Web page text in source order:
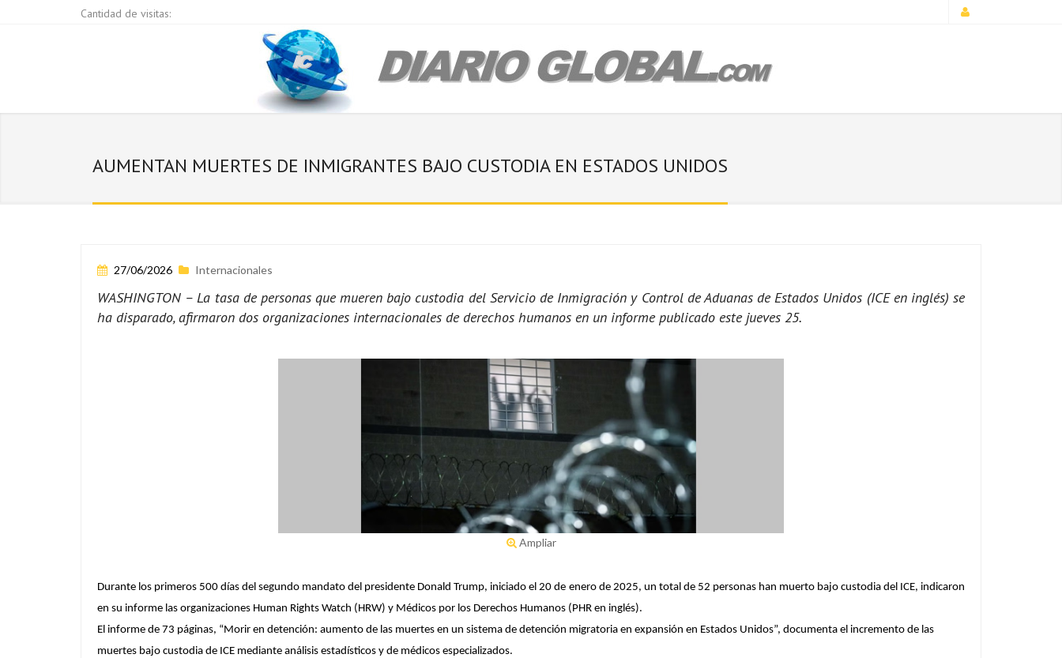
Cantidad de visitas:
AUMENTAN MUERTES DE INMIGRANTES BAJO CUSTODIA EN ESTADOS UNIDOS
27/06/2026 Internacionales
WASHINGTON – La tasa de personas que mueren bajo custodia del Servicio de Inmigración y Control de Aduanas de Estados Unidos (ICE en inglés) se
ha disparado, afirmaron dos organizaciones internacionales de derechos humanos en un informe publicado este jueves 25.
Ampliar
Durante los primeros 500 días del segundo mandato del presidente Donald Trump, iniciado el 20 de enero de 2025, un total de 52 personas han muerto bajo custodia del ICE, indicaron
en su informe las organizaciones Human Rights Watch (HRW) y Médicos por los Derechos Humanos (PHR en inglés).
El informe de 73 páginas, “Morir en detención: aumento de las muertes en un sistema de detención migratoria en expansión en Estados Unidos”, documenta el incremento de las
muertes bajo custodia de ICE mediante análisis estadísticos y de médicos especializados.